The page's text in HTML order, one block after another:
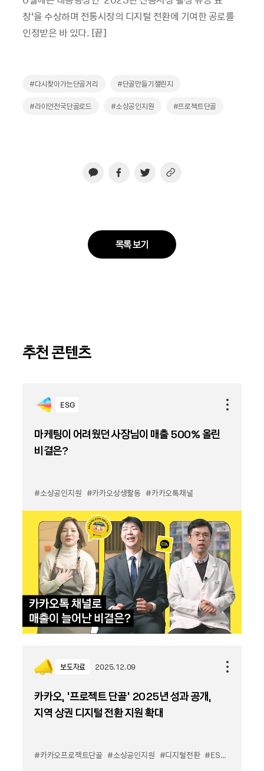
창’을 수상하며 전통시장의 디지털 전환에 기여한 공로를
인정받은 바 있다. [끝]
#다시찾아가는단골거리 #단골만들기챌린지
#라이언전국단골로드 #소상공인지원 #프로젝트단골
목록 보기
추천 콘텐츠
ESG
마케팅이 어려웠던 사장님이 매출 500% 올린
비결은?
#소상공인지원 #카카오상생활동 #카카오톡채널
보도자료 2025.12.09
카카오, ‘프로젝트 단골’ 2025년 성과 공개,
지역 상권 디지털 전환 지원 확대
#카카오프로젝트단골 #소상공인지원 #디지털전환 #ESG